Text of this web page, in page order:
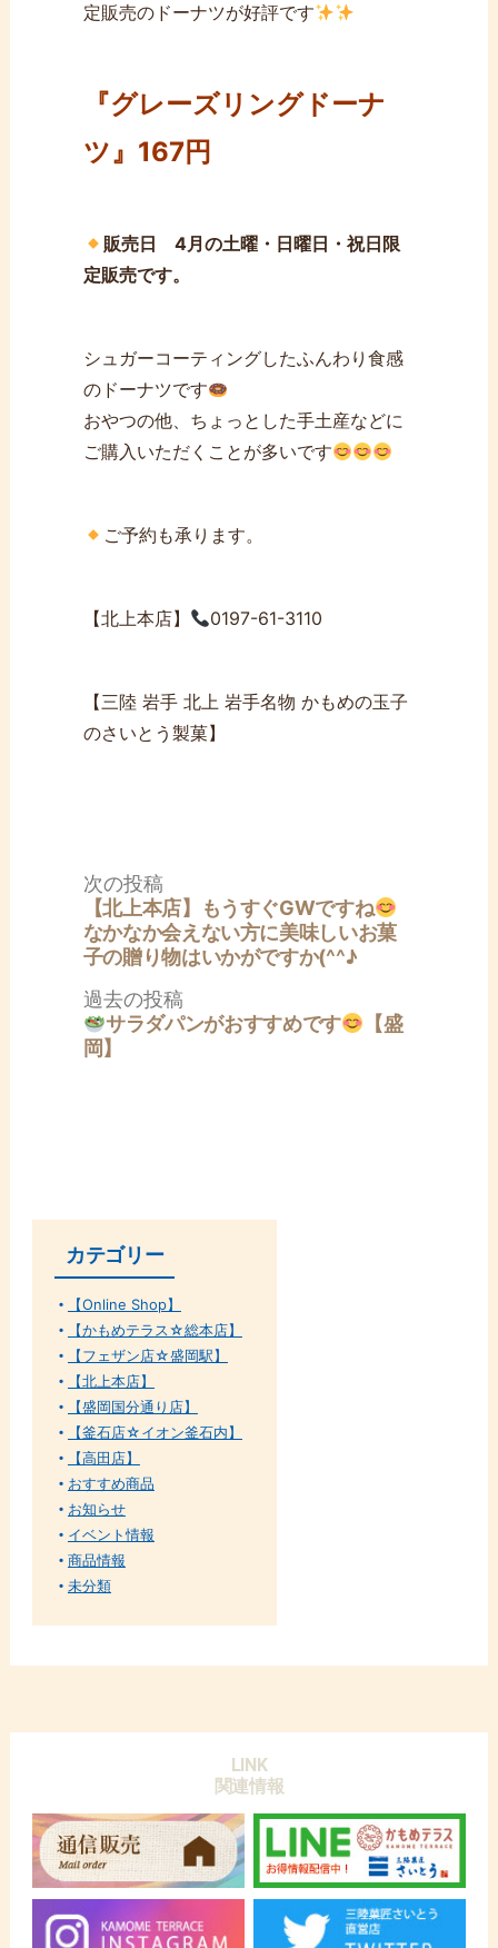
定販売のドーナツが好評です
『グレーズリングドーナ
ツ』167円
販売日 4月の土曜・日曜日・祝日限
定販売です。
シュガーコーティングしたふんわり食感
のドーナツです
おやつの他、ちょっとした手土産などに
ご購入いただくことが多いです
ご予約も承ります。
【北上本店】 0197-61-3110
【三陸 岩手 北上 岩手名物 かもめの玉子
のさいとう製菓】
過去の投稿過
去
サラダパンがおすすめです
【盛
岡】
次の投稿次
の
投
稿:
【北上本店】もうすぐGWですね
なかなか会えない方に美味しいお菓
子の贈り物はいかがですか(^^♪
カテゴリー
【Online Shop】
【かもめテラス☆総本店】
【フェザン店☆盛岡駅】
【北上本店】
【盛岡国分通り店】
【釜石店☆イオン釜石内】
【高田店】
おすすめ商品
お知らせ
イベント情報
商品情報
未分類
LINK
関連情報